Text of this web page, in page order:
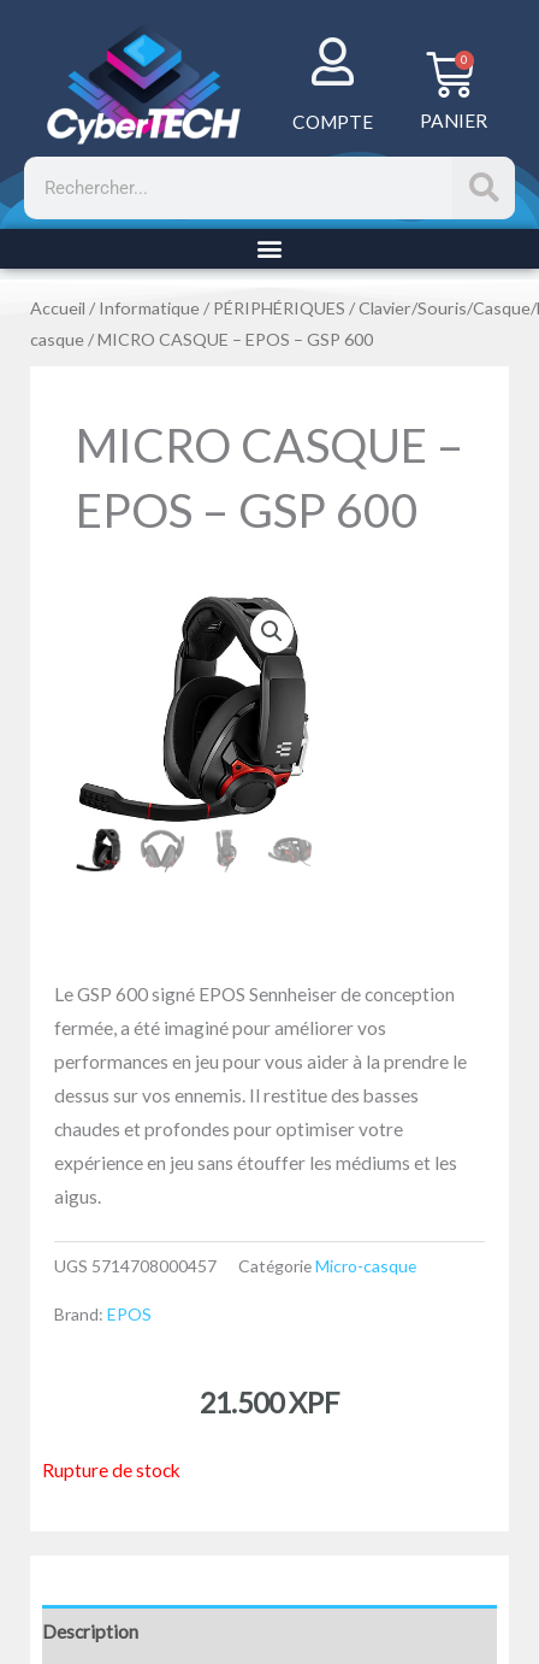
COMPTE
0
PANIER
Rechercher
Accueil /Informatique / PÉRIPHÉRIQUES /Clavier/Souris/
casque / MICRO CASQUE – EPOS – GSP 600
MICRO CASQUE –
EPOS – GSP 600
Le GSP 600 signé EPOS Sennheiser de conception
fermée, a été imaginé pour améliorer vos
performances en jeu pour vous aider à la prendre le
dessus sur vos ennemis. Il restitue des basses
chaudes et profondes pour optimiser votre
expérience en jeu sans étouffer les médiums et les
aigus.
UGS 5714708000457 CatégorieMicro-casque
Brand: EPOS
21.500XPF
Rupture de stock
Description